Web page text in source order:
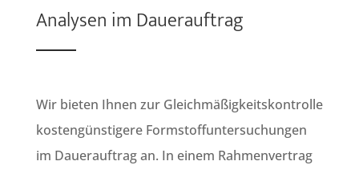
Analysen im Dauerauftrag
Wir bieten Ihnen zur Gleichmäßigkeitskontrolle
kostengünstigere Formstoffuntersuchungen
im Dauerauftrag an. In einem Rahmenvertrag